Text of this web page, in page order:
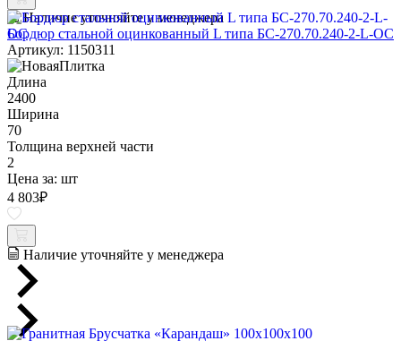
Наличие уточняйте у менеджера
Бордюр стальной оцинкованный L типа БС-270.70.240-2-L-ОС
Артикул: 1150311
Длина
2400
Ширина
70
Толщина верхней части
2
Цена за: шт
4 803₽
Наличие уточняйте у менеджера